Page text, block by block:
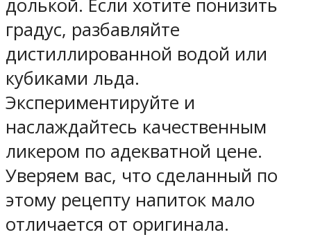
долькой. Если хотите понизить
градус, разбавляйте
дистиллированной водой или
кубиками льда.
Экспериментируйте и
наслаждайтесь качественным
ликером по адекватной цене.
Уверяем вас, что сделанный по
этому рецепту напиток мало
отличается от оригинала.